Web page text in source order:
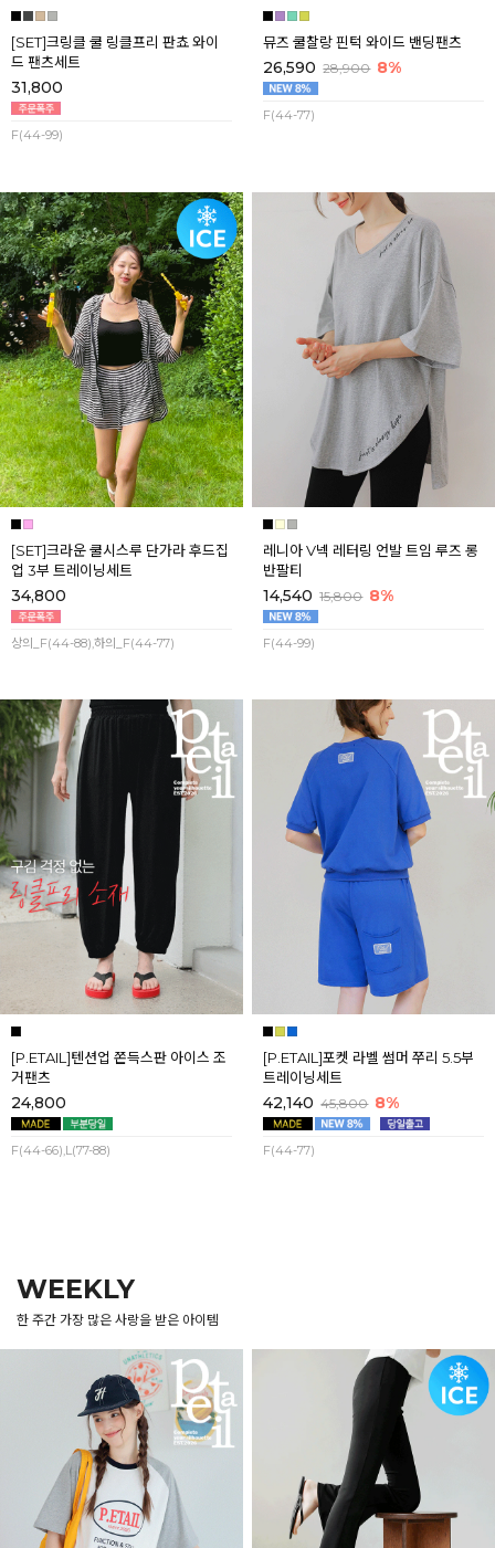
[SET]크링클 쿨 링클프리 판쵸 와이
드 팬츠세트
31,800
F(44-99)
뮤즈 쿨찰랑 핀턱 와이드 밴딩팬츠
26,590 28,900 8%
F(44-77)
[SET]크라운 쿨시스루 단가라 후드집
업 3부 트레이닝세트
34,800
상의_F(44-88),하의_F(44-77)
레니아 V넥 레터링 언발 트임 루즈 롱
반팔티
14,540 15,800 8%
F(44-99)
[P.ETAIL]텐션업 쫀득스판 아이스 조
거팬츠
24,800
F(44-66),L(77-88)
[P.ETAIL]포켓 라벨 썸머 쭈리 5.5부
트레이닝세트
42,140 45,800 8%
F(44-77)
WEEKLY
한 주간 가장 많은 사랑을 받은 아이템